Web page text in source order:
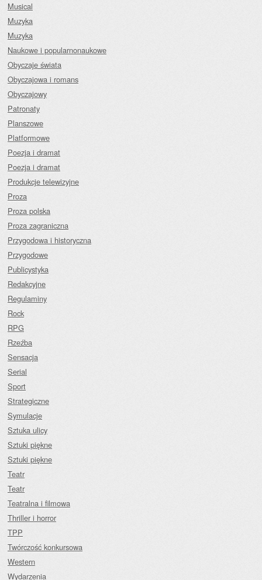
Musical
Muzyka
Muzyka
Naukowe i popularnonaukowe
Obyczaje świata
Obyczajowa i romans
Obyczajowy
Patronaty
Planszowe
Platformowe
Poezja i dramat
Poezja i dramat
Produkcje telewizyjne
Proza
Proza polska
Proza zagraniczna
Przygodowa i historyczna
Przygodowe
Publicystyka
Redakcyjne
Regulaminy
Rock
RPG
Rzeźba
Sensacja
Serial
Sport
Strategiczne
Symulacje
Sztuka ulicy
Sztuki piękne
Sztuki piękne
Teatr
Teatr
Teatralna i filmowa
Thriller i horror
TPP
Twórczość konkursowa
Western
Wydarzenia